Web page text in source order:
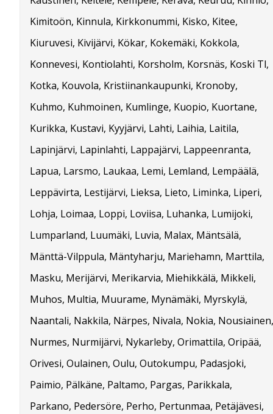
Kimitoön, Kinnula, Kirkkonummi, Kisko, Kitee,
Kiuruvesi, Kivijärvi, Kökar, Kokemäki, Kokkola,
Konnevesi, Kontiolahti, Korsholm, Korsnäs, Koski Tl,
Kotka, Kouvola, Kristiinankaupunki, Kronoby,
Kuhmo, Kuhmoinen, Kumlinge, Kuopio, Kuortane,
Kurikka, Kustavi, Kyyjärvi, Lahti, Laihia, Laitila,
Lapinjärvi, Lapinlahti, Lappajärvi, Lappeenranta,
Lapua, Larsmo, Laukaa, Lemi, Lemland, Lempäälä,
Leppävirta, Lestijärvi, Lieksa, Lieto, Liminka, Liperi,
Lohja, Loimaa, Loppi, Loviisa, Luhanka, Lumijoki,
Lumparland, Luumäki, Luvia, Malax, Mäntsälä,
Mänttä-Vilppula, Mäntyharju, Mariehamn, Marttila,
Masku, Merijärvi, Merikarvia, Miehikkälä, Mikkeli,
Muhos, Multia, Muurame, Mynämäki, Myrskylä,
Naantali, Nakkila, Närpes, Nivala, Nokia, Nousiainen,
Nurmes, Nurmijärvi, Nykarleby, Orimattila, Oripää,
Orivesi, Oulainen, Oulu, Outokumpu, Padasjoki,
Paimio, Pälkäne, Paltamo, Pargas, Parikkala,
Parkano, Pedersöre, Perho, Pertunmaa, Petäjävesi,